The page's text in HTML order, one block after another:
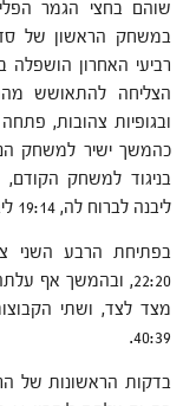
שוהם בחצי הגמר
במשחק הראשון של
הצליחה להתאושש
ובגופיות צהובות,
בניגוד למשחק
ליבנה לברוח לה, 19:14 ליבנה בסוף הרבע הראשון.
בפתיחת הרבע השני
22:20, ובהמשך אף
מצד לצד, ושתי
40:39.
בדקות הראשונות של